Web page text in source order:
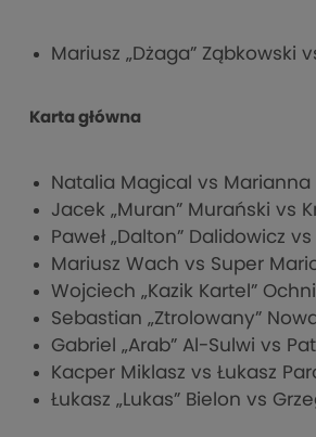
Mariusz „Dżaga” Ząbkowski
Karta główna
Natalia Magical vs Marianna
Jacek „Muran” Murański vs
Paweł „Dalton” Dalidowicz
Mariusz Wach vs Super
Wojciech „Kazik Kartel”
Sebastian „Ztrolowany”
Gabriel „Arab” Al-Sulwi vs
Kacper Miklasz vs Łukasz
Łukasz „Lukas” Bielon vs